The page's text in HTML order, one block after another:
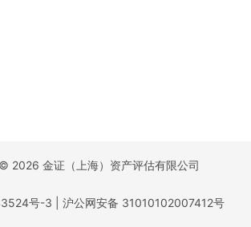
2026 金证（上海）资产评估有限公司
号-3 沪公网安备 31010102007412号